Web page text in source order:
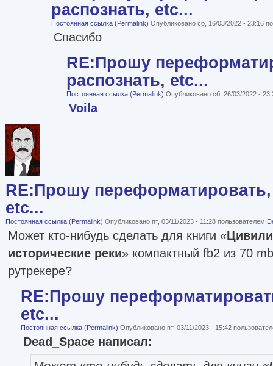
распознать, etc...
Постоянная ссылка (Permalink) Опубликовано ср, 16/03/2022 - 23:16
Спасибо
RE:Прошу
распознать, etc...
Постоянная ссылка (Permalink) Опубликовано сб, 26/03/2022 -
Voila
RE:Прошу переформатировать,
etc...
Постоянная ссылка (Permalink) Опубликовано пт, 03/11/2023 - 11:28 пользователем
Может кто-нибудь сделать для книги «
исторические реки» компактный fb2 из 70
рутрекере?
RE:Прошу
etc...
Постоянная ссылка (Permalink) Опубликовано пт, 03/11/2023 - 15:42
Dead_Space написал: